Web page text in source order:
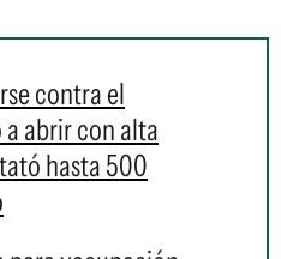
contra el
abrir con alta
hasta 500